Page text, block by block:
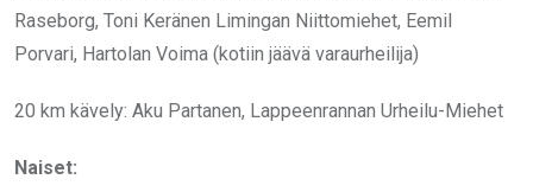
Raseborg, Toni Keränen Limingan Niittomiehet, Eemil
Porvari, Hartolan Voima (kotiin jäävä varaurheilija)
20 km kävely: Aku Partanen, Lappeenrannan Urheilu-Miehet
Naiset: